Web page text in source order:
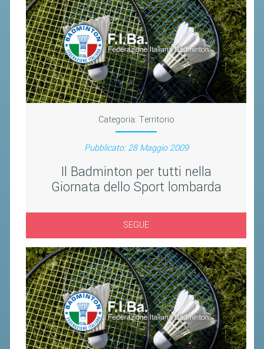
Categoria: Territorio
Pubblicato: 28 Maggio 2009
Il Badminton per tutti nella
Giornata dello Sport lombarda
SEGUE
PROGETTI CONI
PROGETTI SPORT E SALUTE
FORMAZIONE
VOLA CON NOI
CORSI
MATERIALE DIDATTICO
DOCUMENTAZIONE E RICERCA
CONVENZIONI UNIVERSITÀ
DOCENTI FORMATORI
(D)ISTANTI DI B@DMINTON
ALBI FEDERALI
FEDERAZIONE TRASPARENTE
AMMISSIONE, AFFILIAZIONE E
REVOCA DI SOCIETÀ, ASSOCIAZIONI
E TESSERATI